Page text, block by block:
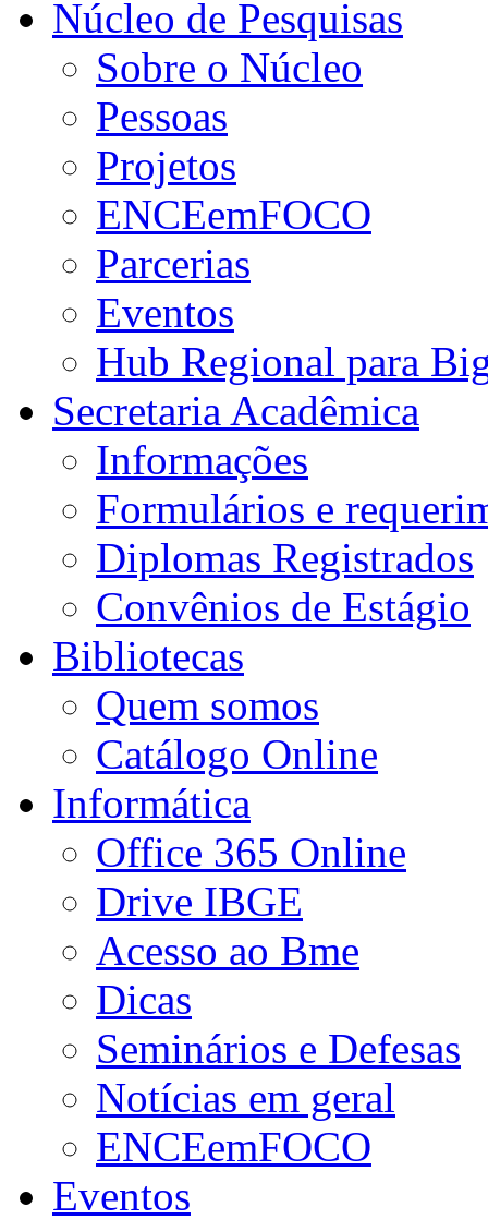
Núcleo de Pesquisas
Sobre o Núcleo
Pessoas
Projetos
ENCEemFOCO
Parcerias
Eventos
Hub Regional para
Secretaria Acadêmica
Informações
Formulários e
Diplomas Registrados
Convênios de Estágio
Bibliotecas
Quem somos
Catálogo Online
Informática
Office 365 Online
Drive IBGE
Acesso ao Bme
Dicas
Seminários e Defesas
Notícias em geral
ENCEemFOCO
Eventos